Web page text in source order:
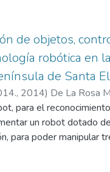
a lograr.
implementada en
teórico y sustento de
que cuenta la cnt ep en
brindar el servicio
y pruebas
para brindar
de objetos,
robótica en
de Santa
, 2014) De La Rosa
para el
un robot dotado
poder manipular
desconocida. Se